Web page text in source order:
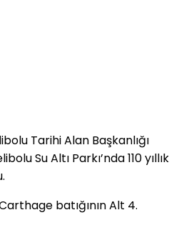
Tarihi Alan Başkanlığı
Su Altı Parkı’nda 110 yıllık
batığının Alt 4.